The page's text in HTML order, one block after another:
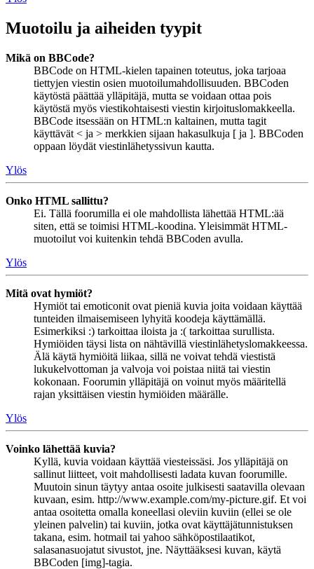
Muotoilu ja aiheiden tyypit
Mikä on BBCode?
BBCode on HTML-kielen tapainen toteutus, joka tarjoaa
tiettyjen viestin osien muotoilumahdollisuuden. BBCoden
käytöstä päättää ylläpitäjä, mutta se voidaan ottaa pois
käytöstä myös viestikohtaisesti viestin kirjoituslomakkeella.
BBCode itsessään on HTML:n kaltainen, mutta tagit
käyttävät < ja > merkkien sijaan hakasulkuja [ ja ]. BBCoden
oppaan löydät viestinlähetyssivun kautta.
Ylös
Onko HTML sallittu?
Ei. Tällä foorumilla ei ole mahdollista lähettää HTML:ää
siten, että se toimisi HTML-koodina. Yleisimmät HTML-
muotoilut voi kuitenkin tehdä BBCoden avulla.
Ylös
Mitä ovat hymiöt?
Hymiöt tai emoticonit ovat pieniä kuvia joita voidaan käyttää
tunteiden ilmaisemiseen lyhyitä koodeja käyttämällä.
Esimerkiksi :) tarkoittaa iloista ja :( tarkoittaa surullista.
Hymiöiden täysi lista on nähtävillä viestinlähetyslomakkeessa.
Älä käytä hymiöitä liikaa, sillä ne voivat tehdä viestistä
lukukelvottoman ja valvoja voi poistaa niitä tai viestin
kokonaan. Foorumin ylläpitäjä on voinut myös määritellä
rajan yksittäisen viestin hymiöiden määrälle.
Ylös
Voinko lähettää kuvia?
Kyllä, kuvia voidaan käyttää viesteissäsi. Jos ylläpitäjä on
sallinut liitteet, voit mahdollisesti ladata kuvan foorumille.
Muutoin sinun täytyy antaa osoite julkisesti saatavilla olevaan
kuvaan, esim. http://www.example.com/my-picture.gif. Et voi
antaa osoitetta omalla koneellasi oleviin kuviin (ellei se ole
yleinen palvelin) tai kuviin, jotka ovat käyttäjätunnistuksen
takana, esim. hotmail tai yahoo sähköpostilaatikot,
salasanasuojatut sivustot, jne. Näyttääksesi kuvan, käytä
BBCoden [img]-tagia.